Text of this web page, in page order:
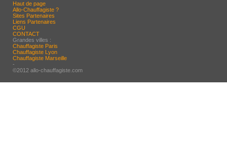
Haut de page
Allo-Chauffagiste ?
Sites Partenaires
Liens Partenaires
CGU
CONTACT
Grandes villes :
Chauffagiste Paris
Chauffagiste Lyon
Chauffagiste Marseille
-
©2012 allo-chauffagiste.com